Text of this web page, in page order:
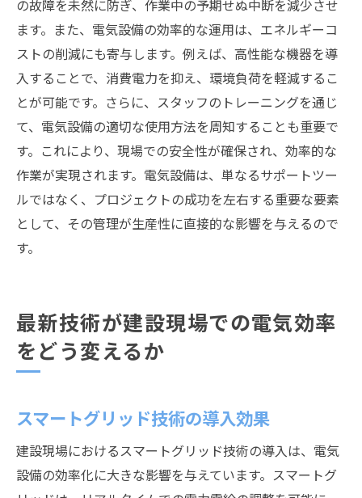
の故障を未然に防ぎ、作業中の予期せぬ中断を減少させ
ます。また、電気設備の効率的な運用は、エネルギーコ
ストの削減にも寄与します。例えば、高性能な機器を導
入することで、消費電力を抑え、環境負荷を軽減するこ
とが可能です。さらに、スタッフのトレーニングを通じ
て、電気設備の適切な使用方法を周知することも重要で
す。これにより、現場での安全性が確保され、効率的な
作業が実現されます。電気設備は、単なるサポートツー
ルではなく、プロジェクトの成功を左右する重要な要素
として、その管理が生産性に直接的な影響を与えるので
す。
最新技術が建設現場での電気効率
をどう変えるか
スマートグリッド技術の導入効果
建設現場におけるスマートグリッド技術の導入は、電気
設備の効率化に大きな影響を与えています。スマートグ